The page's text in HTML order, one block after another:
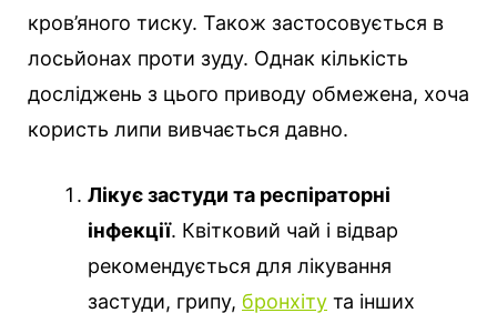
кров’яного тиску. Також застосовується в
лосьйонах проти зуду. Однак кількість
досліджень з цього приводу обмежена, хоча
користь липи вивчається давно.
Лікує застуди та респіраторні
інфекції. Квітковий чай і відвар
рекомендується для лікування
застуди, грипу, бронхіту та інших